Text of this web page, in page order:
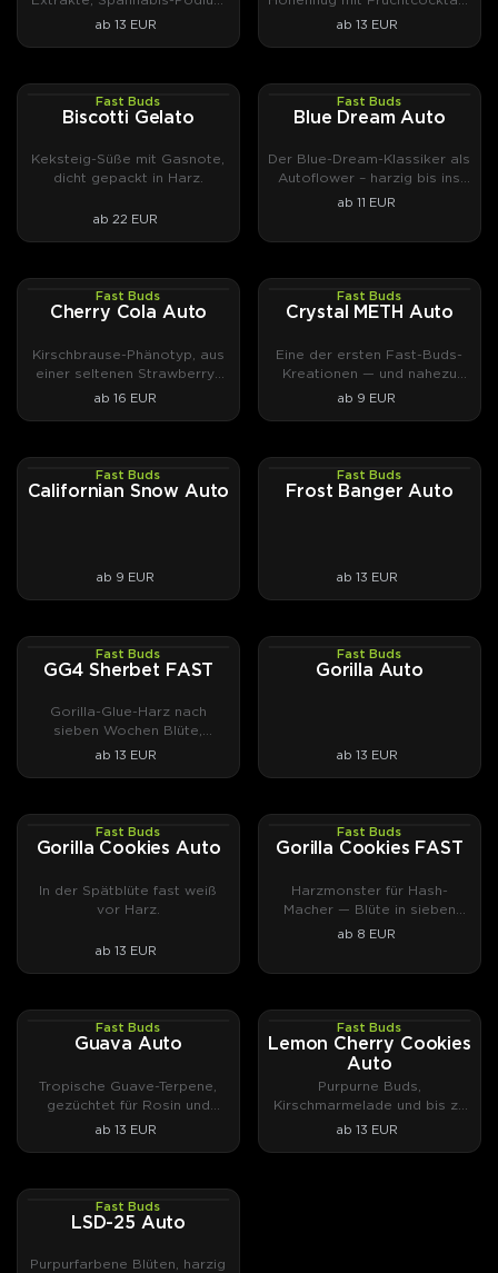
2020.
ab 13 EUR
Terpenen.
ab 13 EUR
Fast Buds
Biscotti Gelato
Keksteig-Süße mit Gasnote,
dicht gepackt in Harz.
ab 22 EUR
Fast Buds
Blue Dream Auto
Der Blue-Dream-Klassiker als
Autoflower – harzig bis ins
Blattwerk.
ab 11 EUR
Fast Buds
Cherry Cola Auto
Kirschbrause-Phänotyp, aus
einer seltenen Strawberry-
Pie-Selektion
ab 16 EUR
Fast Buds
Crystal METH Auto
Eine der ersten Fast-Buds-
Kreationen — und nahezu
halluzinatorisch.
ab 9 EUR
Fast Buds
Californian Snow Auto
ab 9 EUR
Fast Buds
Frost Banger Auto
ab 13 EUR
Fast Buds
GG4 Sherbet FAST
Gorilla-Glue-Harz nach
sieben Wochen Blüte,
cremig-nussig.
ab 13 EUR
Fast Buds
Gorilla Auto
ab 13 EUR
Fast Buds
Gorilla Cookies Auto
In der Spätblüte fast weiß
vor Harz.
ab 13 EUR
Fast Buds
Gorilla Cookies FAST
Harzmonster für Hash-
Macher — Blüte in sieben
Wochen.
ab 8 EUR
Fast Buds
Guava Auto
Tropische Guave-Terpene,
gezüchtet für Rosin und
Hasch.
ab 13 EUR
Fast Buds
Lemon Cherry Cookies
Auto
Purpurne Buds,
Kirschmarmelade und bis zu
28,5 % THC.
ab 13 EUR
Fast Buds
LSD-25 Auto
Purpurfarbene Blüten, harzig